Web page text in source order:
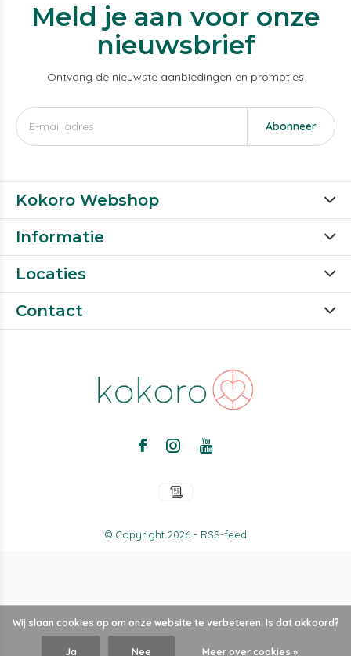
Meld je aan voor onze
nieuwsbrief
Ontvang de nieuwste aanbiedingen en promoties
Abonneer
Kokoro Webshop
Informatie
Locaties
Contact
© Copyright 2026- RSS-feed
Wij slaan cookies op om onze website te verbeteren. Is dat akkoord?
Ja Nee Meer over cookies »